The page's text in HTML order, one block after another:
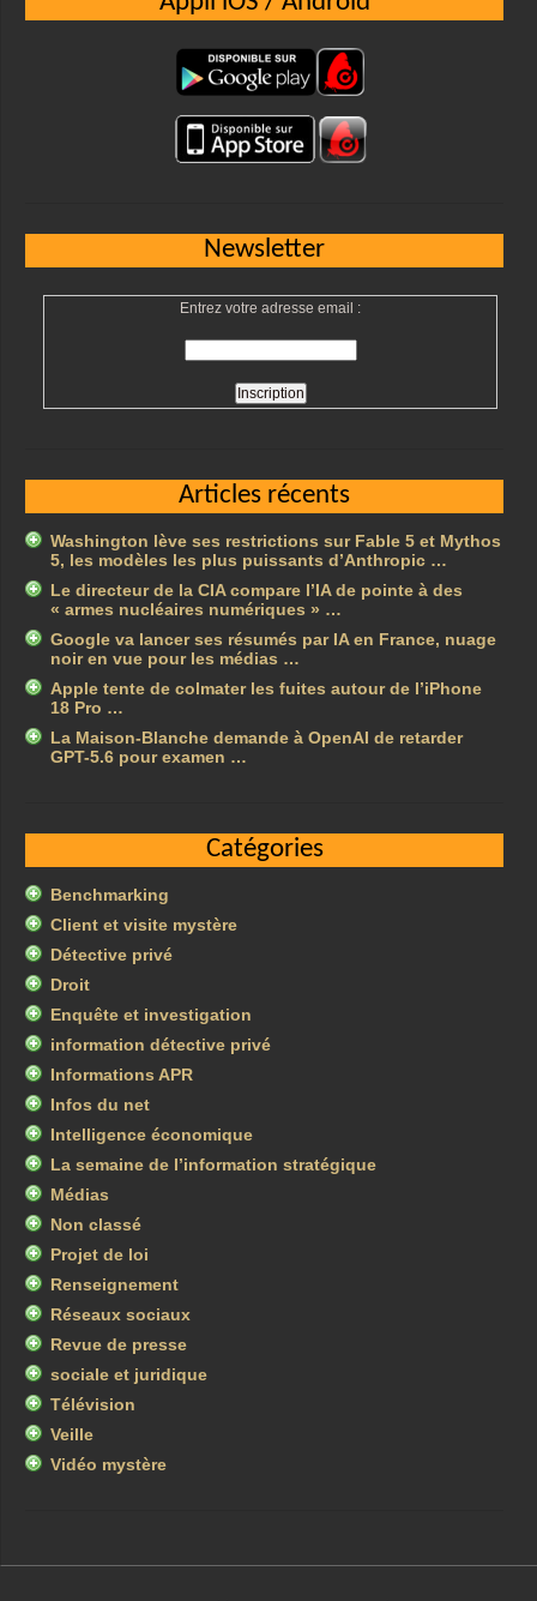
Newsletter
Entrez votre adresse email :
Articles récents
Washington lève ses restrictions sur Fable 5 et Mythos
5, les modèles les plus puissants d’Anthropic …
Le directeur de la CIA compare l’IA de pointe à des
« armes nucléaires numériques » …
Google va lancer ses résumés par IA en France, nuage
noir en vue pour les médias …
Apple tente de colmater les fuites autour de l’iPhone
18 Pro …
La Maison-Blanche demande à OpenAI de retarder
GPT-5.6 pour examen …
Catégories
Benchmarking
Client et visite mystère
Détective privé
Droit
Enquête et investigation
information détective privé
Informations APR
Infos du net
Intelligence économique
La semaine de l’information stratégique
Médias
Non classé
Projet de loi
Renseignement
Réseaux sociaux
Revue de presse
sociale et juridique
Télévision
Veille
Vidéo mystère